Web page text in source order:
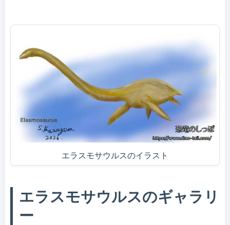
エラスモサウルスのイラスト
エラスモサウルスのギャラリ
ー